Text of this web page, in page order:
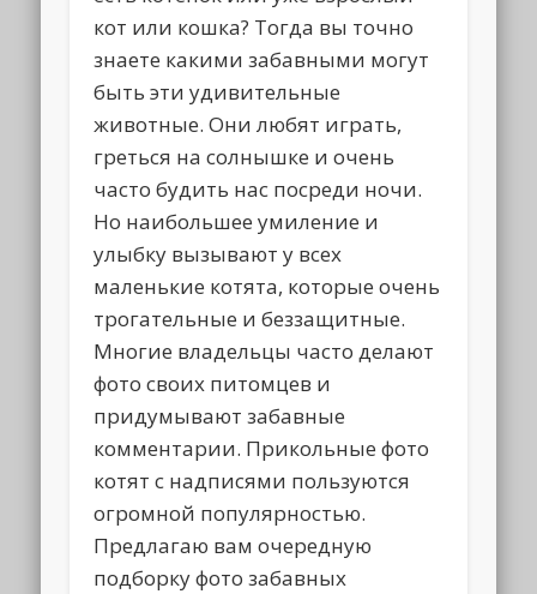
кот или кошка? Тогда вы точно
знаете какими забавными могут
быть эти удивительные
животные. Они любят играть,
греться на солнышке и очень
часто будить нас посреди ночи.
Но наибольшее умиление и
улыбку вызывают у всех
маленькие котята, которые очень
трогательные и беззащитные.
Многие владельцы часто делают
фото своих питомцев и
придумывают забавные
комментарии. Прикольные фото
котят с надписями пользуются
огромной популярностью.
Предлагаю вам очередную
подборку фото забавных